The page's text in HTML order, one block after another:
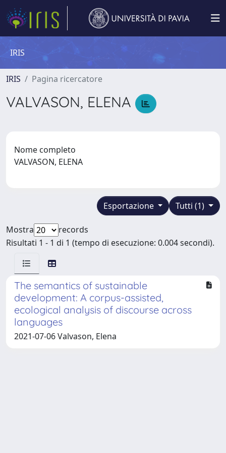
IRIS
IRIS Pagina ricercatore
VALVASON, ELENA
Nome completo
VALVASON, ELENA
Tutti (1)
Esportazione
Mostra
records
Risultati 1 - 1 di 1 (tempo di esecuzione: 0.004 secondi).
The semantics of sustainable
development: A corpus-assisted,
ecological analysis of discourse across
languages
2021-07-06 Valvason, Elena